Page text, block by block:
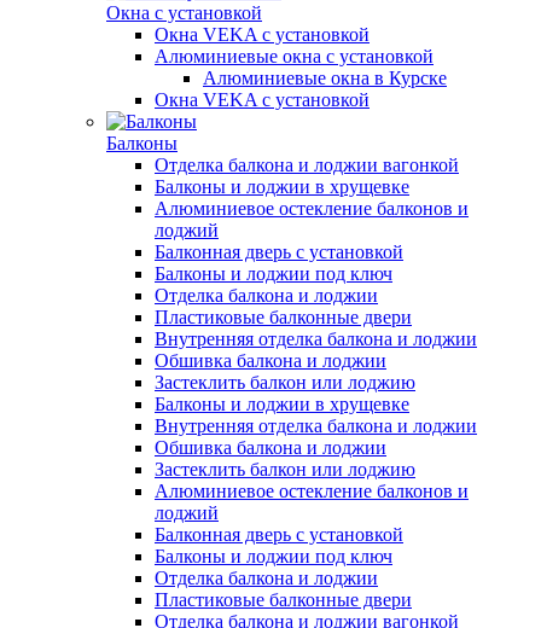
Окна с установкой
Окна VEKA с установкой
Алюминиевые окна с установкой
Алюминиевые окна в Курске
Окна VEKA с установкой
Балконы
Отделка балкона и лоджии вагонкой
Балконы и лоджии в хрущевке
Алюминиевое остекление балконов и
лоджий
Балконная дверь с установкой
Балконы и лоджии под ключ
Отделка балкона и лоджии
Пластиковые балконные двери
Внутренняя отделка балкона и лоджии
Обшивка балкона и лоджии
Застеклить балкон или лоджию
Балконы и лоджии в хрущевке
Внутренняя отделка балкона и лоджии
Обшивка балкона и лоджии
Застеклить балкон или лоджию
Алюминиевое остекление балконов и
лоджий
Балконная дверь с установкой
Балконы и лоджии под ключ
Отделка балкона и лоджии
Пластиковые балконные двери
Отделка балкона и лоджии вагонкой